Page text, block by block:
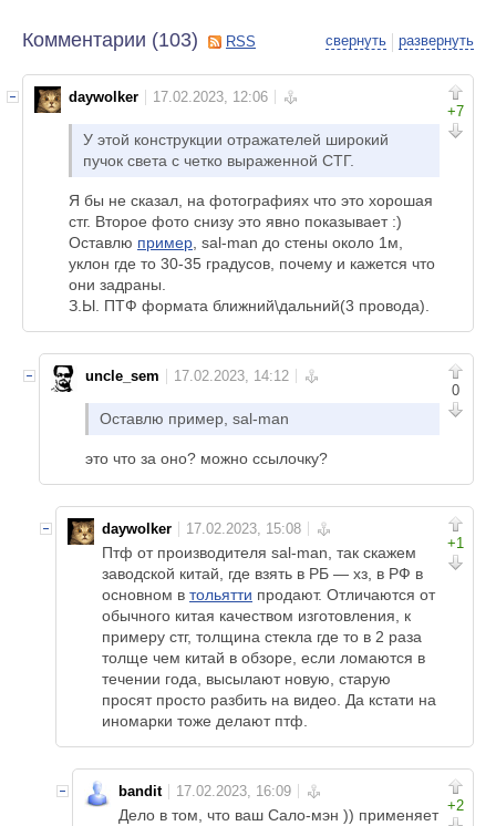
свернуть развернуть
Комментарии (103) RSS
+7
daywolker
У этой конструкции отражателей широкий
пучок света с четко выраженной СТГ.
Я бы не сказал, на фотографиях что это хорошая
стг. Второе фото снизу это явно показывает :)
Оставлю пример , sal-man до стены около 1м,
уклон где то 30-35 градусов, почему и кажется что
они задраны.
З.Ы. ПТФ формата ближний\дальний(3 провода).
0
uncle_sem
Оставлю пример, sal-man
это что за оно? можно ссылочку?
+1
daywolker
Птф от производителя sal-man, так скажем
заводской китай, где взять в РБ — хз, в РФ в
основном в тольятти продают. Отличаются от
обычного китая качеством изготовления, к
примеру стг, толщина стекла где то в 2 раза
толще чем китай в обзоре, если ломаются в
течении года, высылают новую, старую
просят просто разбить на видео. Да кстати на
иномарки тоже делают птф.
+2
bandit
Дело в том, что ваш Сало-мэн )) применяет